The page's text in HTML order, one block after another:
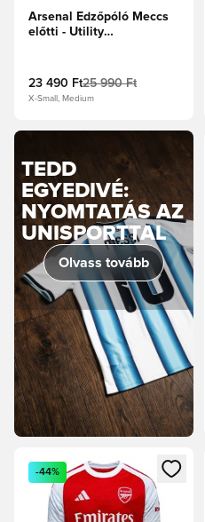
Arsenal Edzőpóló Meccs
előtti - Utility
23 490 Ft25 990 Ft
X-Small, Medium
TEDD
EGYEDIVÉ:
NYOMTATÁS AZ
UNISPORTTAL
Olvass tovább
Megnyit egy modált a
-44%